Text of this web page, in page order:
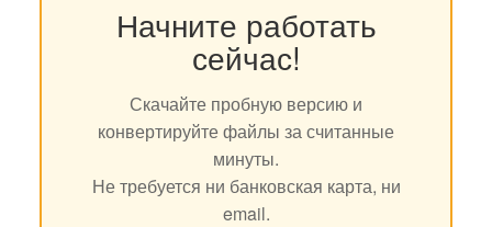
Начните работать
сейчас!
Скачайте пробную версию и
конвертируйте файлы за считанные
минуты.
Не требуется ни банковская карта, ни
email.